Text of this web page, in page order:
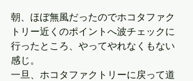
朝、ほぼ無風だったのでホコタファク
トリー近くのポイントへ波チェックに
行ったところ、やってやれなくもない
感じ。
一旦、ホコタファクトリーに戻って道